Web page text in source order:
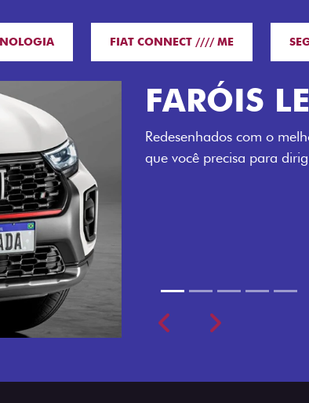
FIAT CONNECT //// ME
O
LUGARES
PreviousNext